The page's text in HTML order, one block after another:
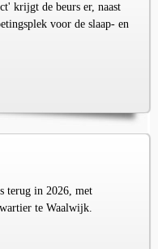
krijgt de beurs er, naast
voor de slaap- en
terug in 2026, met
te Waalwijk.